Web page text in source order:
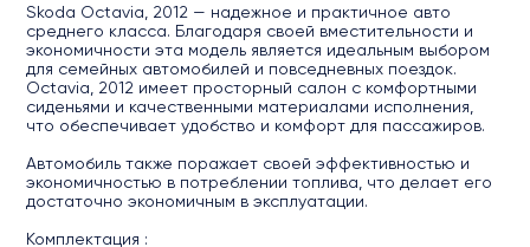
Skoda Octavia, 2012 — надежное и практичное авто
среднего класса. Благодаря своей вместительности и
экономичности эта модель является идеальным выбором
для семейных автомобилей и повседневных поездок.
Octavia, 2012 имеет просторный салон с комфортными
сиденьями и качественными материалами исполнения,
что обеспечивает удобство и комфорт для пассажиров.
Автомобиль также поражает своей эффективностью и
экономичностью в потреблении топлива, что делает его
достаточно экономичным в эксплуатации.
Комплектация :